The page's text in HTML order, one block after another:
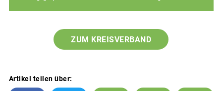
ZUM KREISVERBAND
Artikel teilen über: